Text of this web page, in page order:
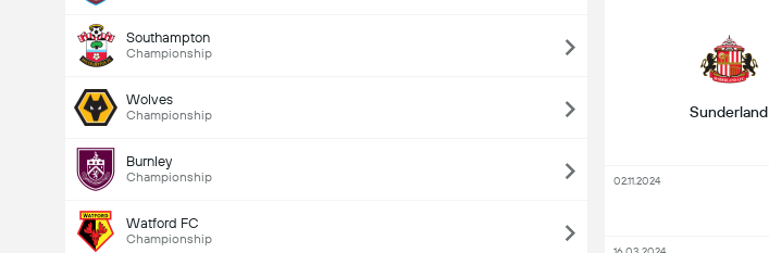
Southampton
Championship
Wolves
Championship
Burnley
Championship
Watford FC
Championship
Sunderland
02.11.2024